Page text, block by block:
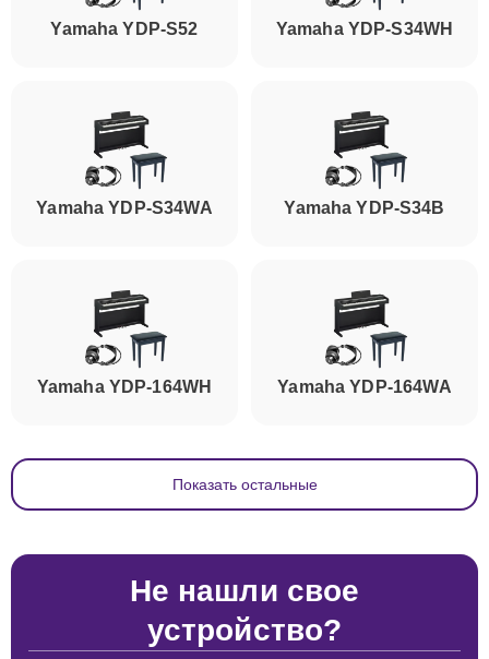
Yamaha YDP-S52 Yamaha YDP-S34WH
Yamaha YDP-S34WA Yamaha YDP-S34B
Yamaha YDP-164WH Yamaha YDP-164WA
Показать остальные
Не нашли свое
устройство?